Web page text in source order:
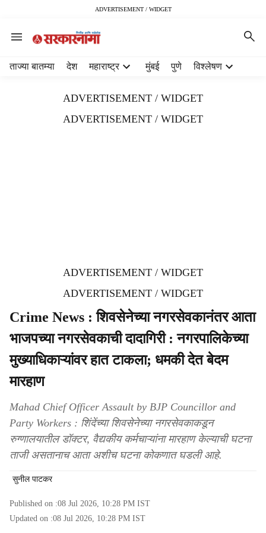
ADVERTISEMENT / WIDGET
ताज्या बातम्या देश महाराष्ट्र मुंबई पुणे विश्लेषण
ADVERTISEMENT / WIDGET
ADVERTISEMENT / WIDGET
ADVERTISEMENT / WIDGET
ADVERTISEMENT / WIDGET
Crime News : शिवसेनेच्या नगरसेवकानंतर आता
भाजपच्या नगरसेवकाची दादागिरी : नगरपालिकेच्या
मुख्याधिकाऱ्यांवर हात टाकला; धमकी देत बेदम
मारहाण
Mahad Chief Officer Assault by BJP Councillor and
Party Workers : शिंदेंच्या शिवसेनेच्या नगरसेवकाकडून
रुग्णालयातील डॉक्टर, वैद्यकीय कर्मचाऱ्यांना मारहाण केल्याची घटना
ताजी असतानाच आता अशीच घटना कोकणात घडली आहे.
सुनील पाटकर
Published on :08 Jul 2026, 10:28 PM IST
Updated on :08 Jul 2026, 10:28 PM IST